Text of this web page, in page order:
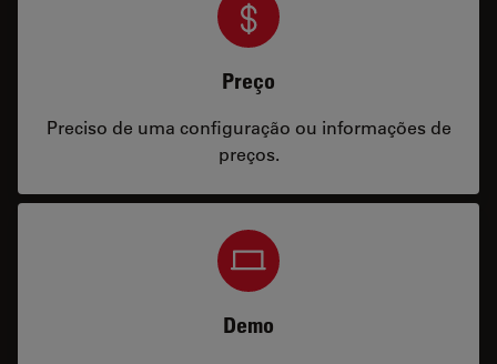
Preço
Preciso de uma configuração ou informações de
preços.
Demo